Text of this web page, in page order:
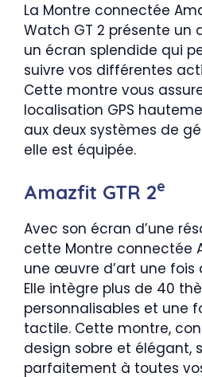
La Montre connectée
Watch GT 2 présente un
un écran splendide qui
suivre vos différentes
Cette montre vous
localisation GPS
aux deux systèmes de
elle est équipée.
Amazfit GTR 2e
Avec son écran d’une
cette Montre connectée
une œuvre d’art une fois
Elle intègre plus de 40
personnalisables et une
tactile. Cette montre,
design sobre et élégant,
parfaitement à toutes